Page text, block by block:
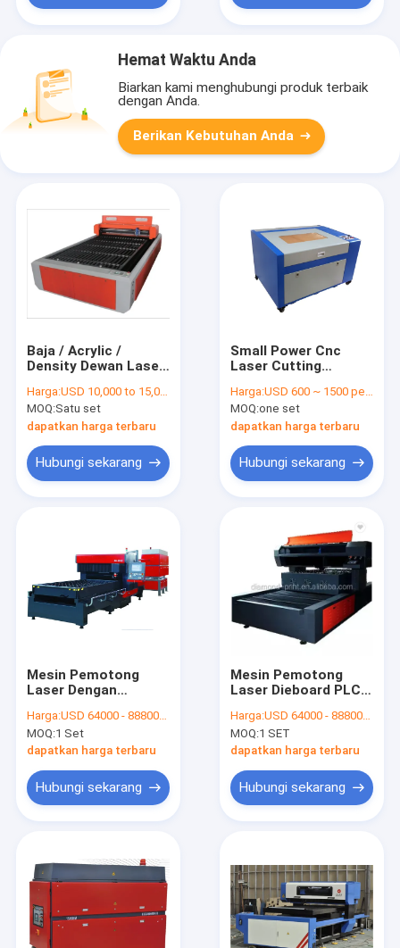
Produk
Video
Hemat Waktu Anda
Biarkan kami menghubungi produk terbaik
dengan Anda.
Berikan Kebutuhan Anda
Baja / Acrylic /
Density Dewan Laser
Umum Versi 250w
350w
Harga:USD 10,000 to 15,000 per set
MOQ:Satu set
dapatkan harga terbaru
Hubungi sekarang
Small Power Cnc
Laser Cutting
60 Watt For
Plexiglass Wooden
Board
Harga:USD 600 ~ 1500 per set
MOQ:one set
dapatkan harga terbaru
Hubungi sekarang
Mesin Pemotong
Laser Dengan
Cepat 2200W
Kecepatan 1,8M / Min
Untuk Pembuatan
Harga:USD 64000 - 88800/SET
MOQ:1 Set
dapatkan harga terbaru
Hubungi sekarang
Mesin Pemotong
Laser Dieboard PLC
2200W
Harga:USD 64000 - 88800/SET
MOQ:1 SET
dapatkan harga terbaru
Hubungi sekarang